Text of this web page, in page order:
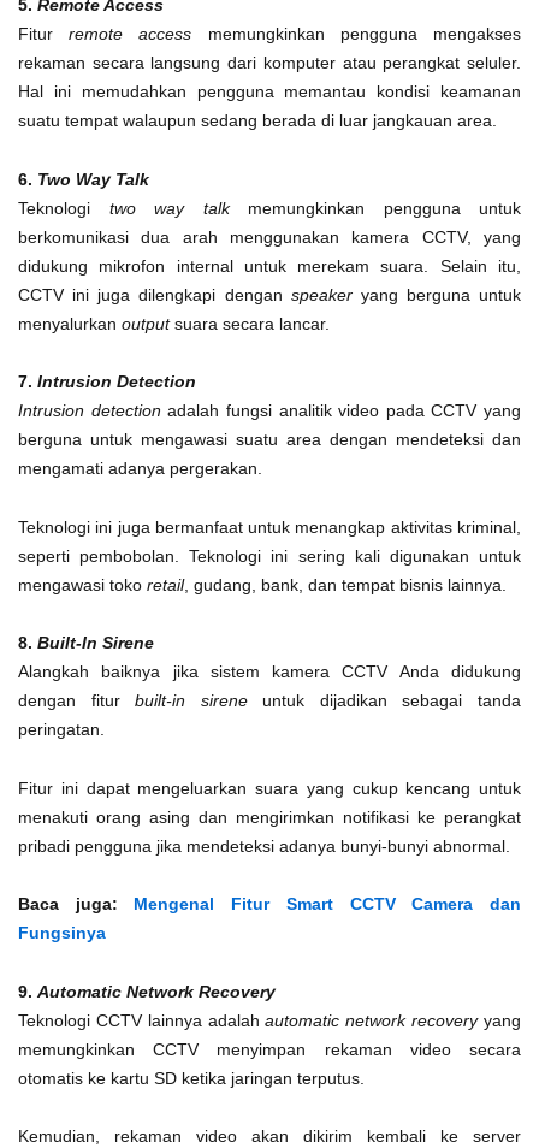
5. Remote Access
Fiturremote access memungkinkan pengguna mengakses
rekaman secara langsung dari komputer atau perangkat seluler.
Hal ini memudahkan pengguna memantau kondisi keamanan
suatu tempat walaupun sedang berada di luar jangkauan area.
6. Two Way Talk
Teknologi two way talk memungkinkan pengguna untuk
berkomunikasi dua arah menggunakan kamera CCTV, yang
didukung mikrofon internal untuk merekam suara. Selain itu,
CCTV ini juga dilengkapi dengan speaker yang berguna untuk
menyalurkan outputsuara secara lancar.
7. Intrusion Detection
Intrusion detectionadalah fungsi analitik video pada CCTV yang
berguna untuk mengawasi suatu area dengan mendeteksi dan
mengamati adanya pergerakan.
Teknologi ini juga bermanfaat untuk menangkap aktivitas kriminal,
seperti pembobolan. Teknologi ini sering kali digunakan untuk
mengawasi toko retail, gudang, bank, dan tempat bisnis lainnya.
8. Built-In Sirene
Alangkah baiknya jika sistem kamera CCTV Anda didukung
dengan fiturbuilt-in sirene untuk dijadikan sebagai tanda
peringatan.
Fitur ini dapat mengeluarkan suara yang cukup kencang untuk
menakuti orang asing dan mengirimkan notifikasi ke perangkat
pribadi pengguna jika mendeteksi adanya bunyi-bunyi abnormal.
Baca juga: Mengenal Fitur Smart CCTV Camera dan
Fungsinya
9. Automatic Network Recovery
Teknologi CCTV lainnya adalahautomatic network recoveryyang
memungkinkan CCTV menyimpan rekaman video secara
otomatis ke kartu SD ketika jaringan terputus.
Kemudian, rekaman video akan dikirim kembali ke server